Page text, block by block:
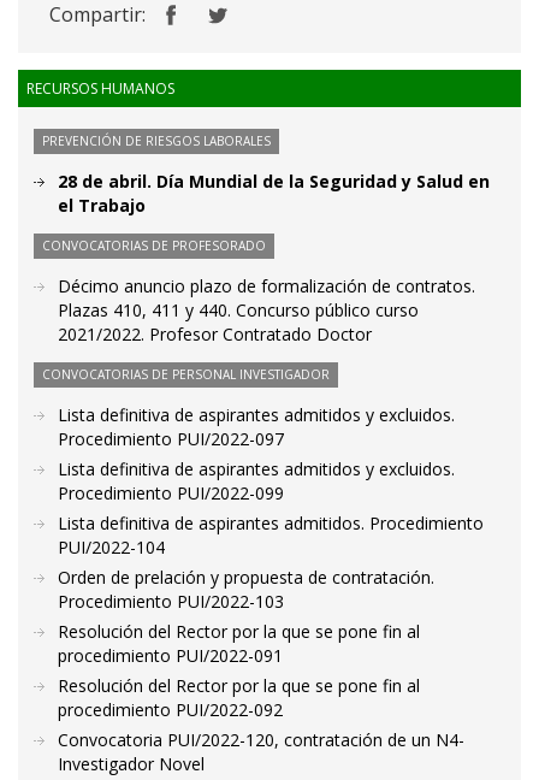
Compartir:
RECURSOS HUMANOS
PREVENCIÓN DE RIESGOS LABORALES
28 de abril. Día Mundial de la Seguridad y Salud en
el Trabajo
CONVOCATORIAS DE PROFESORADO
Décimo anuncio plazo de formalización de contratos.
Plazas 410, 411 y 440. Concurso público curso
2021/2022. Profesor Contratado Doctor
CONVOCATORIAS DE PERSONAL INVESTIGADOR
Lista definitiva de aspirantes admitidos y excluidos.
Procedimiento PUI/2022-097
Lista definitiva de aspirantes admitidos y excluidos.
Procedimiento PUI/2022-099
Lista definitiva de aspirantes admitidos. Procedimiento
PUI/2022-104
Orden de prelación y propuesta de contratación.
Procedimiento PUI/2022-103
Resolución del Rector por la que se pone fin al
procedimiento PUI/2022-091
Resolución del Rector por la que se pone fin al
procedimiento PUI/2022-092
Convocatoria PUI/2022-120, contratación de un N4-
Investigador Novel